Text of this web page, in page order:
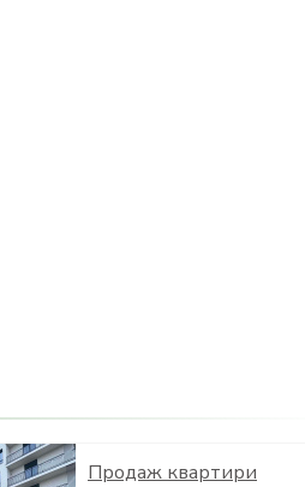
Продаж квартири